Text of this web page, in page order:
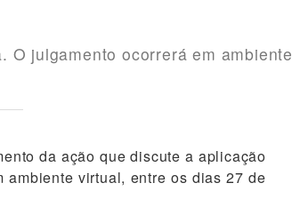
O julgamento ocorrerá em ambiente
da ação que discute a aplicação
virtual, entre os dias 27 de